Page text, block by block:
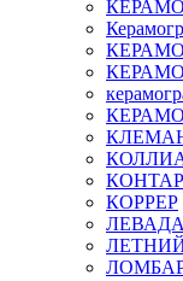
КОРРЕР
ЛЕВАДА